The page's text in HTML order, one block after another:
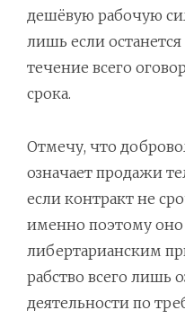
дешёвую рабочую
лишь если
течение всего
срока.
Отмечу, что
означает продажи
если контракт не
именно поэтому
либертарианским
рабство всего лишь
деятельности по